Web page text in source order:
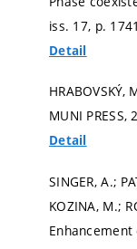
iss. 17, p.
Detail
HRABOVSKÝ,
MUNI PRESS,
Detail
SINGER, A.;
KOZINA, M.;